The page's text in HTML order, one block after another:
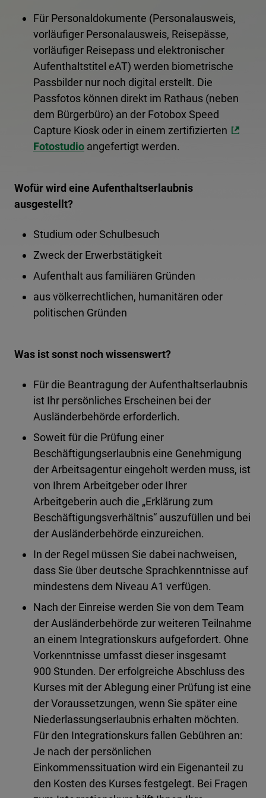
Für Personaldokumente (Personalausweis,
vorläufiger Personalausweis, Reisepässe,
vorläufiger Reisepass und elektronischer
Aufenthaltstitel eAT) werden biometrische
Passbilder nur noch digital erstellt. Die
Passfotos können direkt im Rathaus (neben
dem Bürgerbüro) an der Fotobox Speed
Capture Kiosk oder in einem zertifizierten
Fotostudio angefertigt werden.
Wofür wird eine Aufenthaltserlaubnis
ausgestellt?
Studium oder Schulbesuch
Zweck der Erwerbstätigkeit
Aufenthalt aus familiären Gründen
aus völkerrechtlichen, humanitären oder
politischen Gründen
Was ist sonst noch wissenswert?
Für die Beantragung der Aufenthaltserlaubnis
ist Ihr persönliches Erscheinen bei der
Ausländerbehörde erforderlich.
Soweit für die Prüfung einer
Beschäftigungserlaubnis eine Genehmigung
der Arbeitsagentur eingeholt werden muss, ist
von Ihrem Arbeitgeber oder Ihrer
Arbeitgeberin auch die „Erklärung zum
Beschäftigungsverhältnis“ auszufüllen und bei
der Ausländerbehörde einzureichen.
In der Regel müssen Sie dabei nachweisen,
dass Sie über deutsche Sprachkenntnisse auf
mindestens dem Niveau A1 verfügen.
Nach der Einreise werden Sie von dem Team
der Ausländerbehörde zur weiteren Teilnahme
an einem Integrationskurs aufgefordert. Ohne
Vorkenntnisse umfasst dieser insgesamt
900 Stunden. Der erfolgreiche Abschluss des
Kurses mit der Ablegung einer Prüfung ist eine
der Voraussetzungen, wenn Sie später eine
Niederlassungserlaubnis erhalten möchten.
Für den Integrationskurs fallen Gebühren an:
Je nach der persönlichen
Einkommenssituation wird ein Eigenanteil zu
den Kosten des Kurses festgelegt. Bei Fragen